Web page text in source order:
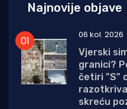
Najnovije objave
06 kol. 2026
Vjerski
granici?
četiri "S"
skreću